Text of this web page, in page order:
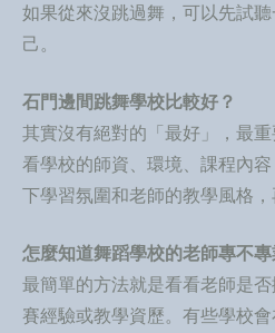
如果從來沒跳過舞，可以先試
己。
石門邊間跳舞學校比較好？
其實沒有絕對的「最好」，最
看學校的師資、環境、課程內
下學習氛圍和老師的教學風格，
怎麼知道舞蹈學校的老師專不專
最簡單的方法就是看看老師是
賽經驗或教學資歷。有些學校